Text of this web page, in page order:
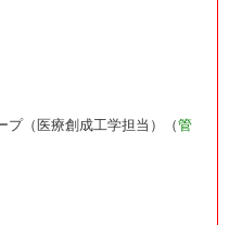
プ（医療創成工学担当）（管